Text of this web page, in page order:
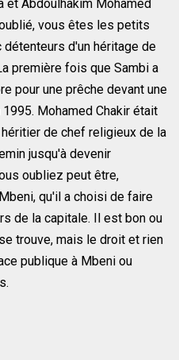
et Abdoulhakim Mohamed
vous êtes les petits
détenteurs d'un héritage de
première fois que Sambi a
pour une prêche devant une
Mohamed Chakir était
de chef religieux de la
jusqu'à devenir
oubliez peut être,
qu'il a choisi de faire
de la capitale. Il est bon ou
trouve, mais le droit et rien
publique à Mbeni ou